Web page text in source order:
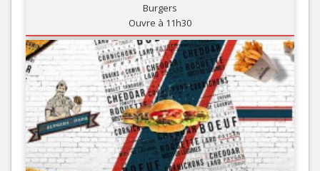
Burgers
Ouvre à 11h30